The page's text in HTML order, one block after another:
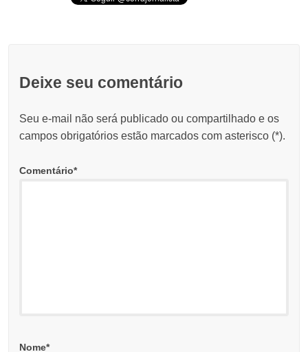
Deixe seu comentário
Seu e-mail não será publicado ou compartilhado e os
campos obrigatórios estão marcados com asterisco (*).
Comentário*
Nome*